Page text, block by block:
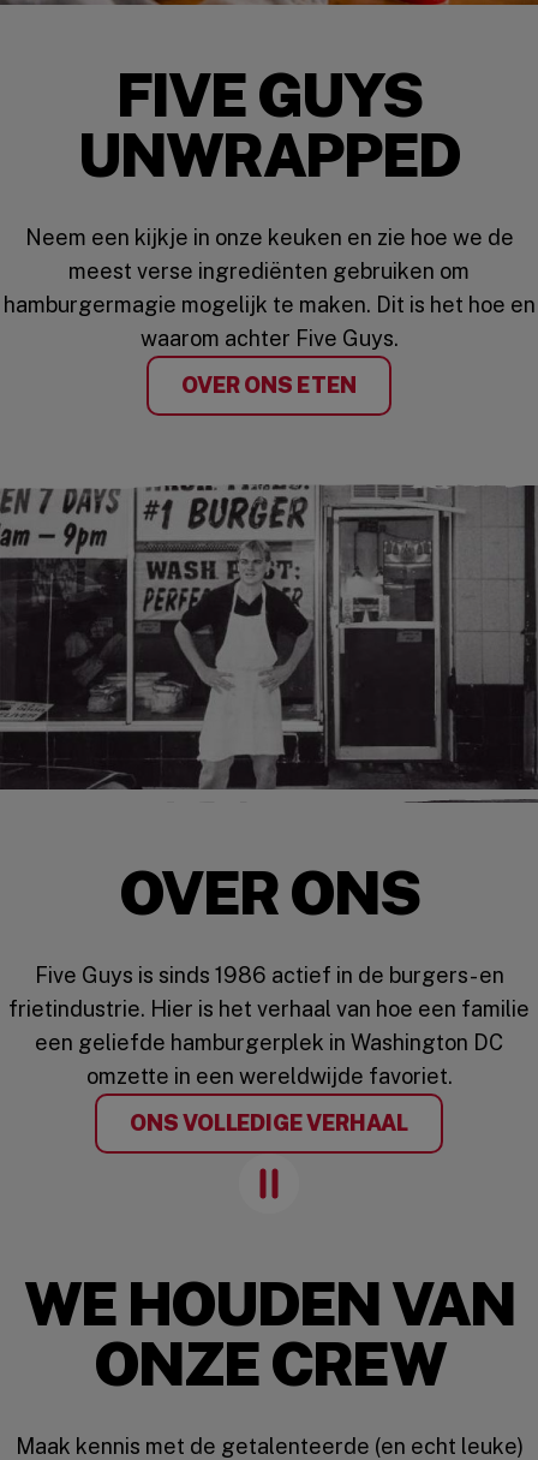
FIVE GUYS
UNWRAPPED
Neem een kijkje in onze keuken en zie hoe we de
meest verse ingrediënten gebruiken om
hamburgermagie mogelijk te maken. Dit is het hoe en
waarom achter Five Guys.
OVER ONS ETEN
A BURGER 250K
OVER ONS
Five Guys is sinds 1986 actief in de burgers- en
frietindustrie. Hier is het verhaal van hoe een familie
een geliefde hamburgerplek in Washington DC
omzette in een wereldwijde favoriet.
ONS VOLLEDIGE VERHAAL
Pause Animation
WE HOUDEN VAN
ONZE CREW
Maak kennis met de getalenteerde (en echt leuke)